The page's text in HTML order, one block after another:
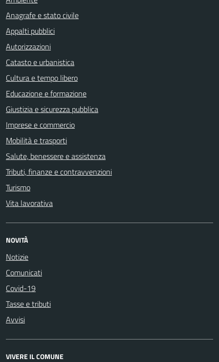
Anagrafe e stato civile
Appalti pubblici
Autorizzazioni
Catasto e urbanistica
Cultura e tempo libero
Educazione e formazione
Giustizia e sicurezza pubblica
Imprese e commercio
Mobilità e trasporti
Salute, benessere e assistenza
Tributi, finanze e contravvenzioni
Turismo
Vita lavorativa
NOVITÀ
Notizie
Comunicati
Covid-19
Tasse e tributi
Avvisi
VIVERE IL COMUNE